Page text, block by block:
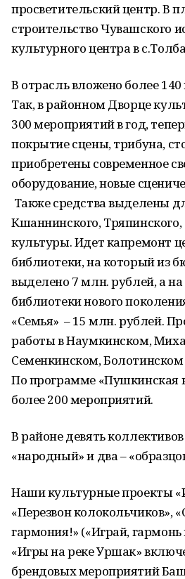
просветительский центр. В
строительство Чувашского
культурного центра в
В отрасль вложено более
Так, в районном Дворце
300 мероприятий в год,
покрытие сцены, трибуна,
приобретены современное
оборудование, новые
Также средства выделены
Кшаннинского, Тряпинского,
культуры. Идет капремонт
библиотеки, на который из
выделено 7 млн. рублей, а на
библиотеки нового
«Семья» – 15 млн. рублей.
работы в Наумкинском,
Семенкинском,
По программе «Пушкинская
более 200 мероприятий.
В районе девять
«народный» и два –
Наши культурные проекты
«Перезвон колокольчиков»,
гармония!» («Играй,
«Игры на реке Уршак»
брендовых мероприятий